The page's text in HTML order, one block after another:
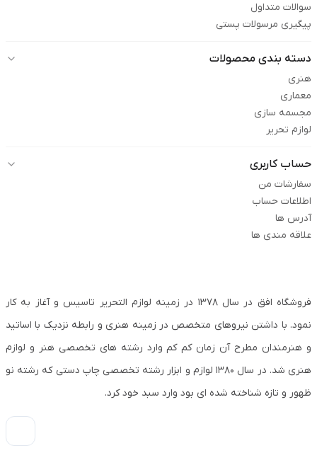
سوالات متداول
پیگیری مرسولات پستی
دسته بندی محصولات
هنری
معماری
مجسمه سازی
لوازم تحریر
حساب کاربری
سفارشات من
اطلاعات حساب
آدرس ها
علاقه مندی ها
فروشگاه افق در سال ۱۳۷۸ در زمینه لوازم التحریر تاسیس و آغاز به کار
نمود. با داشتن نیروهای متخصص در زمینه هنری و رابطه نزدیک با اساتید
و هنرمندان مطرح آن زمان کم کم وارد رشته های تخصصی هنر و لوازم
هنری شد. در سال ۱۳۸۰ لوازم و ابزار رشته تخصصی چاپ دستی که رشته نو
ظهور و تازه شناخته شده ای بود وارد سبد خود کرد.